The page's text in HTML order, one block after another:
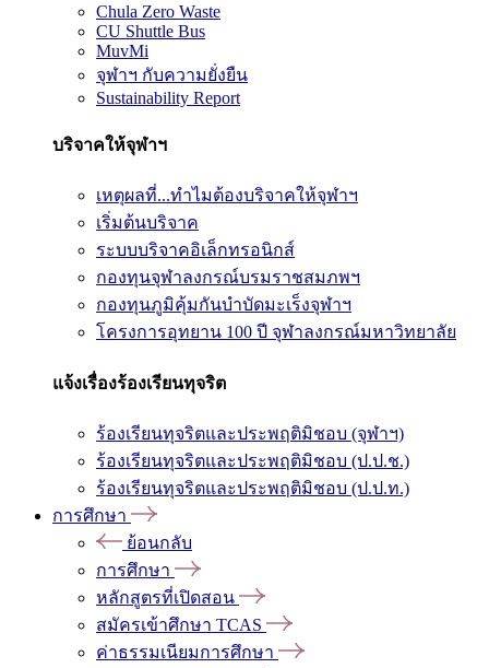
Chula Zero Waste
CU Shuttle Bus
MuvMi
จุฬาฯ กับความยั่งยืน
Sustainability Report
บริจาคให้จุฬาฯ
เหตุผลที่...ทำไมต้องบริจาคให้จุฬาฯ
เริ่มต้นบริจาค
ระบบบริจาคอิเล็กทรอนิกส์
กองทุนจุฬาลงกรณ์บรมราชสมภพฯ
กองทุนภูมิคุ้มกันบำบัดมะเร็งจุฬาฯ
โครงการอุทยาน 100 ปี จุฬาลงกรณ์มหาวิทยาลัย
แจ้งเรื่องร้องเรียนทุจริต
ร้องเรียนทุจริตและประพฤติมิชอบ (จุฬาฯ)
ร้องเรียนทุจริตและประพฤติมิชอบ (ป.ป.ช.)
ร้องเรียนทุจริตและประพฤติมิชอบ (ป.ป.ท.)
การศึกษา
ย้อนกลับ
การศึกษา
หลักสูตรที่เปิดสอน
สมัครเข้าศึกษา TCAS
ค่าธรรมเนียมการศึกษา